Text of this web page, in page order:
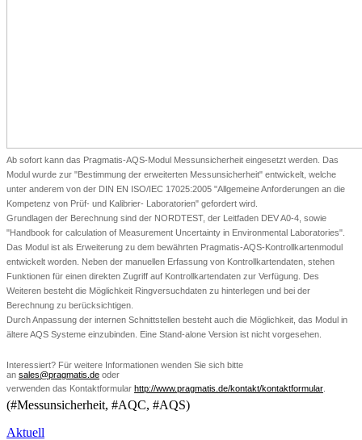
Ab sofort kann das Pragmatis-AQS-Modul Messunsicherheit eingesetzt werden. Das
Modul wurde zur "Bestimmung der erweiterten Messunsicherheit" entwickelt, welche
unter anderem von der DIN EN ISO/IEC 17025:2005 "Allgemeine Anforderungen an die
Kompetenz von Prüf- und Kalibrier- Laboratorien" gefordert wird.
Grundlagen der Berechnung sind der NORDTEST, der Leitfaden DEV A0-4, sowie
"Handbook for calculation of Measurement Uncertainty in Environmental Laboratories".
Das Modul ist als Erweiterung zu dem bewährten Pragmatis-AQS-Kontrollkartenmodul
entwickelt worden. Neben der manuellen Erfassung von Kontrollkartendaten, stehen
Funktionen für einen direkten Zugriff auf Kontrollkartendaten zur Verfügung. Des
Weiteren besteht die Möglichkeit Ringversuchdaten zu hinterlegen und bei der
Berechnung zu berücksichtigen.
Durch Anpassung der internen Schnittstellen besteht auch die Möglichkeit, das Modul in
ältere AQS Systeme einzubinden. Eine Stand-alone Version ist nicht vorgesehen.
Interessiert? Für weitere Informationen wenden Sie sich bitte
an
oder
verwenden das Kontaktformular http://www.pragmatis.de/kontakt/kontaktformular
(#Messunsicherheit, #AQC, #AQS)
Aktuell